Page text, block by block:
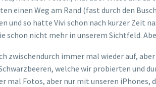
einen Weg am Rand (fast durch den
so hatte Vivi schon nach kurzer Zeit
nicht mehr in unserem Sichtfeld.
zwischendurch immer mal wieder auf,
welche wir probierten und
mal Fotos, aber nur mit unseren